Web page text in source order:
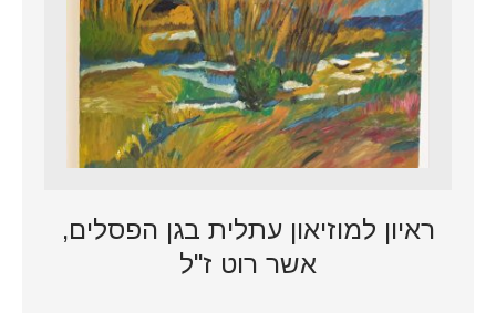
ראיון למוזיאון עתלית בגן הפסלים,
אשר רוט ז"ל